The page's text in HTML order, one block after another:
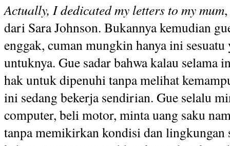
Actually, I dedicated my letters to my mum
dari Sara Johnson. Bukannya kemudian
enggak, cuman mungkin hanya ini
untuknya. Gue sadar bahwa kalau selama
hak untuk dipenuhi tanpa melihat
ini sedang bekerja sendirian. Gue selalu
computer, beli motor, minta uang saku
tanpa memikirkan kondisi dan lingkungan